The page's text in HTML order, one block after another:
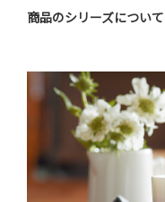
商品のシリーズについて